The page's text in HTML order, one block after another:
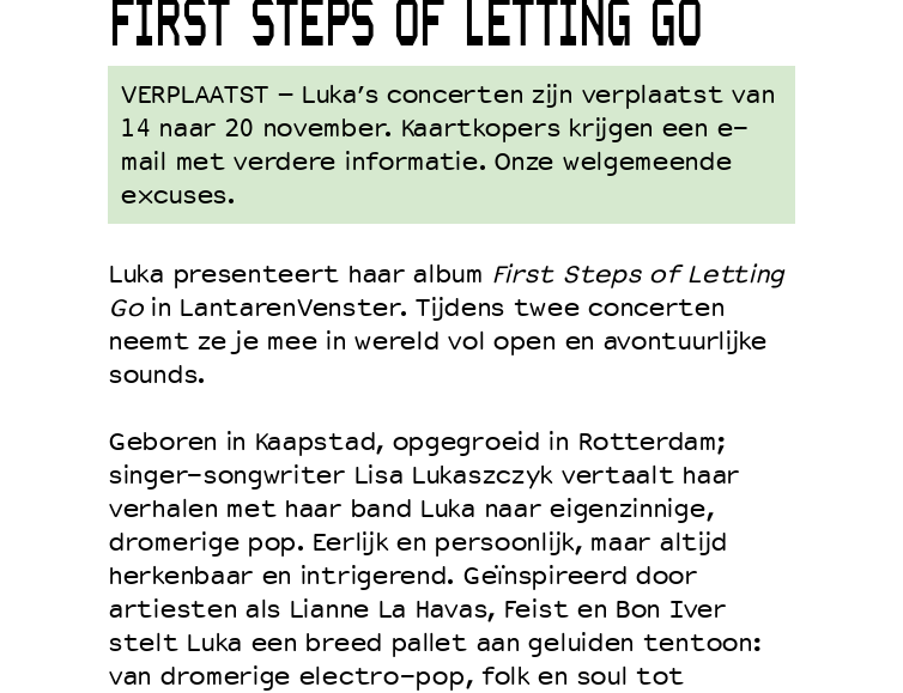
Ruimte voor artistieke vrijheid – VNPF
FIRST STEPS OF LETTING GO
VERPLAATST – Luka’s concerten zijn verplaatst van
14 naar 20 november. Kaartkopers krijgen een e-
mail met verdere informatie. Onze welgemeende
excuses.
Luka presenteert haar album First Steps of Letting
Goin LantarenVenster. Tijdens twee concerten
neemt ze je mee in wereld vol open en avontuurlijke
sounds.
Geboren in Kaapstad, opgegroeid in Rotterdam;
singer-songwriter Lisa Lukaszczyk vertaalt haar
verhalen met haar band Luka naar eigenzinnige,
dromerige pop. Eerlijk en persoonlijk, maar altijd
herkenbaar en intrigerend. Geïnspireerd door
artiesten als Lianne La Havas, Feist en Bon Iver
stelt Luka een breed pallet aan geluiden tentoon:
van dromerige electro-pop, folk en soul tot